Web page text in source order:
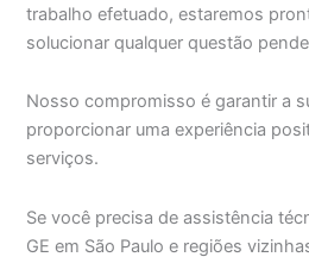
trabalho efetuado, estaremos
solucionar qualquer questão
Nosso compromisso é garantir a
proporcionar uma experiência
serviços.
Se você precisa de assistência
GE em São Paulo e regiões